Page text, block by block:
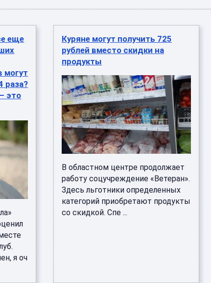
еще
могут
раза?
это
я оч
Куряне могут получить 725
рублей вместо скидки на
продукты
В областном центре продолжает
работу соцучреждение «Ветеран».
Здесь льготники определенных
категорий приобретают продукты
со скидкой. Спе ...